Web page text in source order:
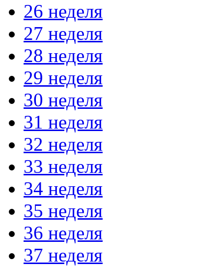
26 неделя
27 неделя
28 неделя
29 неделя
30 неделя
31 неделя
32 неделя
33 неделя
34 неделя
35 неделя
36 неделя
37 неделя